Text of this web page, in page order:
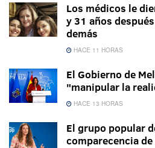
Los médicos le
y 31 años
demás
HACE 11 HORAS
El Gobierno de
"manipular la
HACE 13 HORAS
El grupo popular
comparecencia de